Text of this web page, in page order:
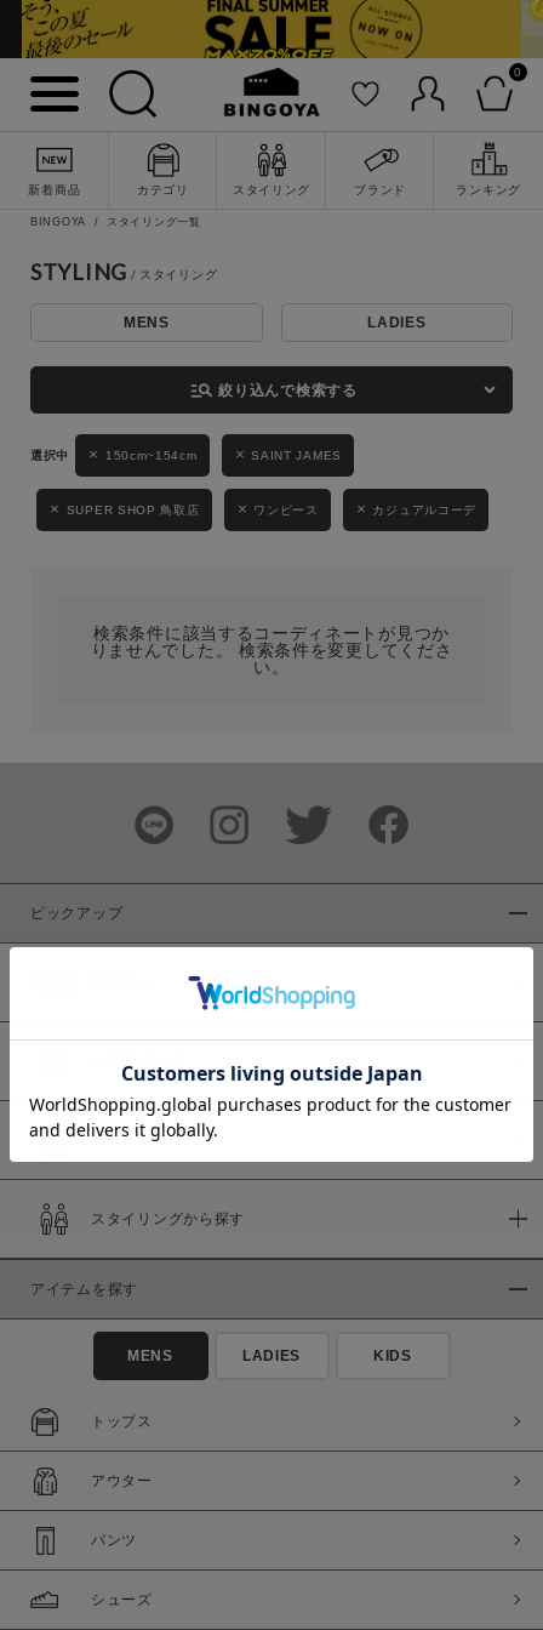
0
新着商品 カテゴリ スタイリング ブランド ランキング
詳細検索
キーワード
性別
MENS LADIES
ブランド
商品タイプ
通常商品
セール価格
在庫
在庫あり
BINGOYA スタイリング一覧
STYLING
MENS LADIES
manage_search 絞り込んで検索する
150cm~154cm SAINT JAMES
SUPER SHOP 鳥取店 ワンピース カジュアルコーデ
検索条件に該当するコーディネートが見つか
りませんでした。 検索条件を変更してくださ
い。
ピックアップ
予約商品
スタイリングから探す
アイテムを探す
MENS LADIES KIDS
トップス
アウター
パンツ
シューズ